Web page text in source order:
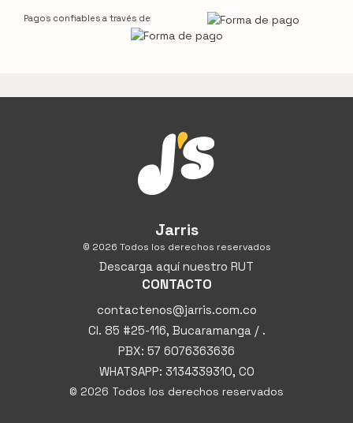
Pagos confiables a través de
Jarris
© 2026 Todos los derechos reservados
Descarga aquí nuestro RUT
CONTACTO
contactenos@jarris.com.co
Cl. 85 #25-116, Bucaramanga / .
PBX: 57 6076363636
WHATSAPP: 3134339310, CO
© 2026 Todos los derechos reservados